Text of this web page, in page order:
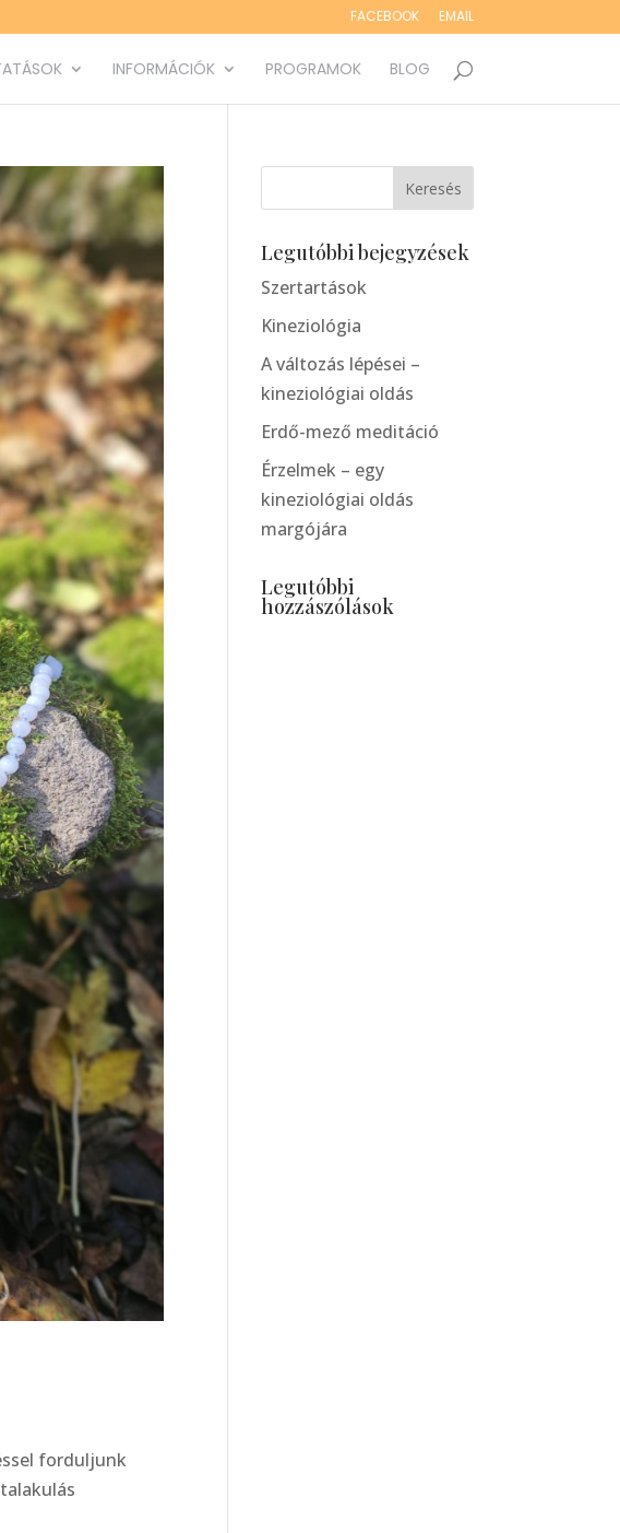
FACEBOOK EMAIL
INFORMÁCIÓK PROGRAMOK BLOG
forduljunk
Legutóbbi bejegyzések
Szertartások
Kineziológia
A változás lépései –
kineziológiai oldás
Erdő-mező meditáció
Érzelmek – egy
kineziológiai oldás
margójára
Legutóbbi
hozzászólások